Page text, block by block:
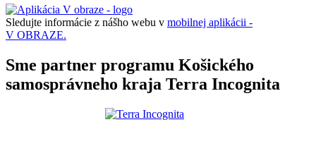
Sledujte informácie z nášho webu v mobilnej aplikácii -
V OBRAZE.
Sme partner programu Košického
samosprávneho kraja Terra Incognita